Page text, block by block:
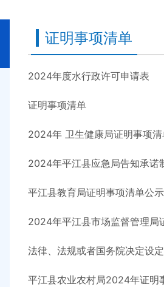
证明事项清单
2024年度水行政许可申请表
证明事项清单
2024年 卫生健康局证明事项清
2024年平江县应急局告知承诺
平江县教育局证明事项清单公
2024年平江县市场监督管理局
法律、法规或者国务院决定设
平江县农业农村局2024年证明